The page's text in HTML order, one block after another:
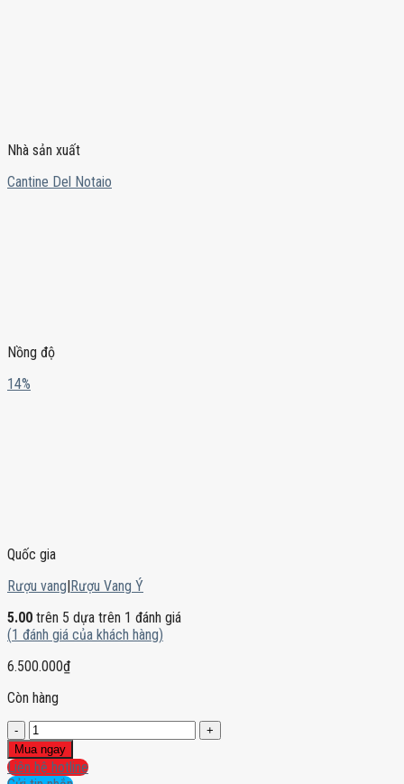
Nhà sản xuất
Cantine Del Notaio
Nồng độ
14%
Quốc gia
Rượu vang|Rượu Vang Ý
5.00 trên 5 dựa trên 1 đánh giá
(1 đánh giá của khách hàng)
6.500.000₫
Còn hàng
Rượu
vang
IL
Lascito
Mua ngay
Liên hệ hotline